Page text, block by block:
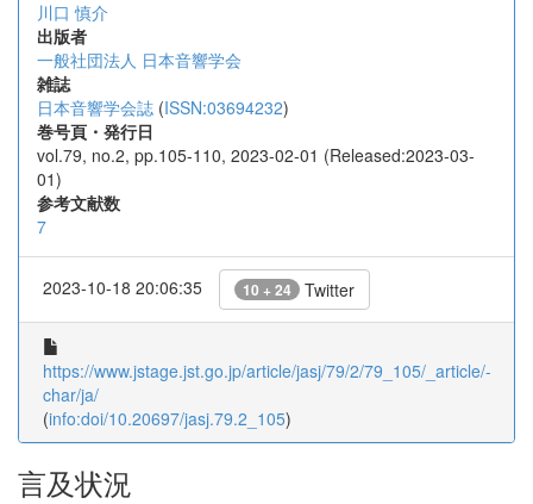
川口 慎介
出版者
一般社団法人 日本音響学会
雑誌
日本音響学会誌 (ISSN:03694232)
巻号頁・発行日
vol.79, no.2, pp.105-110, 2023-02-01 (Released:2023-03-
01)
参考文献数
7
2023-10-18 20:06:35 10 + 24 Twitter
https://www.jstage.jst.go.jp/article/jasj/79/2/79_105/_article/-
char/ja/
(info:doi/10.20697/jasj.79.2_105)
言及状況